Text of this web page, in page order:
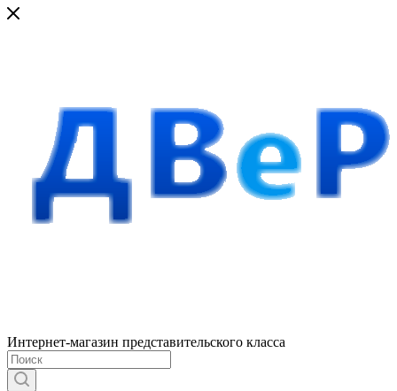
Интернет-магазин представительского класса